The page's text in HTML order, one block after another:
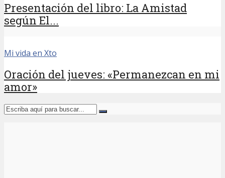
Presentación del libro: La Amistad
según El...
Mi vida en Xto
Oración del jueves: «Permanezcan en mi
amor»